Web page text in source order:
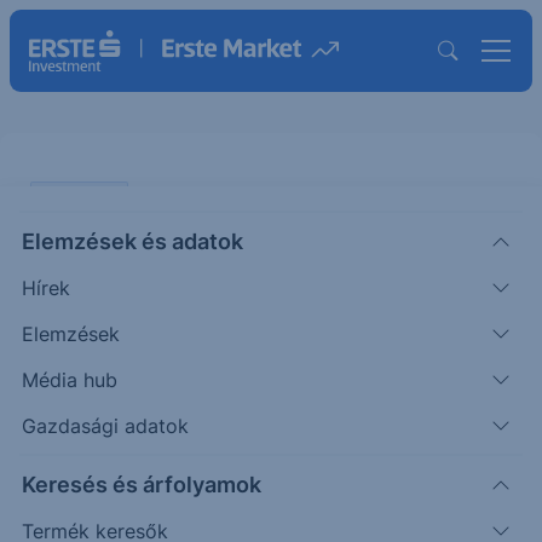
Elemzések és adatok
Hírek
Elemzések
Média hub
Gazdasági adatok
Keresés és árfolyamok
Termék keresők
Home Depot
A világ legnagyobb lakberendezési és
barkácsáruház-lánca 41,77 milliárd dollár